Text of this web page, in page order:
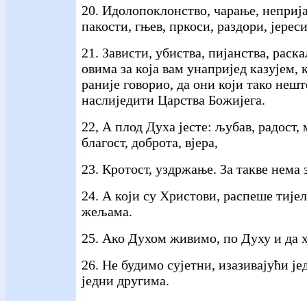
20. Идолопоклонство, чарање,
пакости, гњев, пркоси, раздори,
21. Зависти, убиства, пијанства,
овима за која вам унапријед
раније говорио, да они који тако
наслиједити Царства Божијега.
22, А плод Духа јесте: љубав,
благост, доброта, вјера,
23. Кротост, уздржање. За такве нема
24. А који су Христови, распеше
жељама.
25. Ако Духом живимо, по Духу и да
26. Не будимо сујетни, изазивајући
једни другима.